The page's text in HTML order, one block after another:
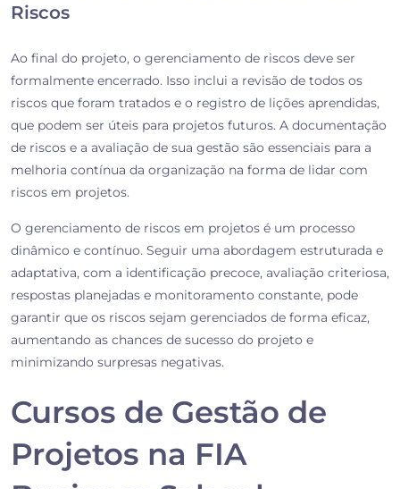
Riscos
Ao final do projeto, o gerenciamento de riscos deve ser
formalmente encerrado. Isso inclui a revisão de todos os
riscos que foram tratados e o registro de lições aprendidas,
que podem ser úteis para projetos futuros. A documentação
de riscos e a avaliação de sua gestão são essenciais para a
melhoria contínua da organização na forma de lidar com
riscos em projetos.
O gerenciamento de riscos em projetos é um processo
dinâmico e contínuo. Seguir uma abordagem estruturada e
adaptativa, com a identificação precoce, avaliação criteriosa,
respostas planejadas e monitoramento constante, pode
garantir que os riscos sejam gerenciados de forma eficaz,
aumentando as chances de sucesso do projeto e
minimizando surpresas negativas.
Cursos de Gestão de
Projetos na FIA